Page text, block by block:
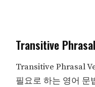
Transitive
Transitive Phrasal
필요로 하는 영어 문